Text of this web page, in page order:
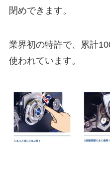
閉めできます。
業界初の特許で、累計
使われています。